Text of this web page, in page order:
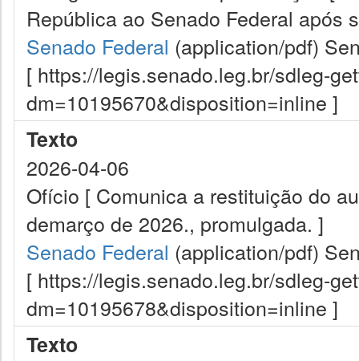
República ao Senado Federal após
Senado Federal (application/pdf)
[ https://legis.senado.leg.br/sdleg-
dm=10195670&disposition=inline ]
Texto
2026-04-06
Ofício [ Comunica a restituição do
demarço de 2026., promulgada. ]
Senado Federal (application/pdf)
[ https://legis.senado.leg.br/sdleg-
dm=10195678&disposition=inline ]
Texto